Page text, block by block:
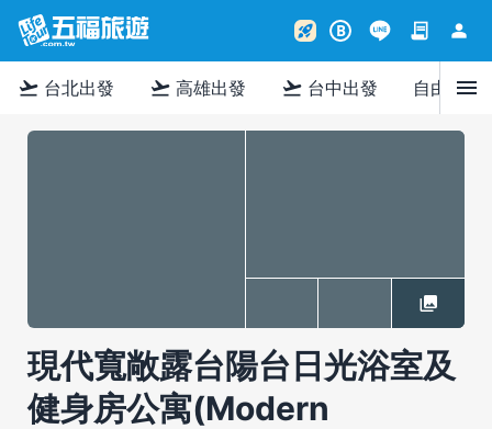
rocket_launch B contract person
flight_takeoff 台北出發 flight_takeoff 高雄出發 flight_takeoff 台中出發 自由行menu
現代寬敞露台陽台日光浴室及
健身房公寓(Modern